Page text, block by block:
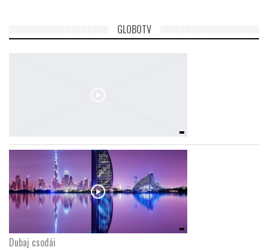
GLOBOTV
LINKTR.EE
GLOBOZSARU
DOBRAVERO.HU
GLOBOTV
Dubaj csodái